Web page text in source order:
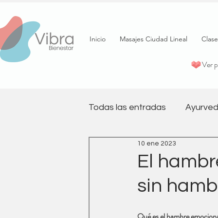
Inicio Masajes Ciudad Lineal
Ver
Todas las entradas
psicología Terapia
Salud emocional
El
sin
10 ene 2023